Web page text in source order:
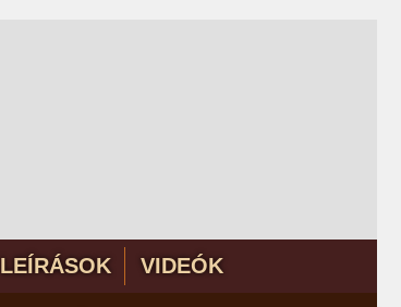
LEÍRÁSOK VIDEÓK